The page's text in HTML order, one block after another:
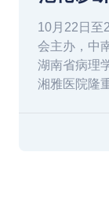
10月22日至
会主办，中
湖南省病理
湘雅医院隆